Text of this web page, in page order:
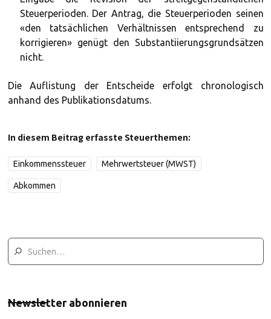
Steuerperioden. Der Antrag, die Steuerperioden seinen
«den tatsächlichen Verhältnissen entsprechend zu
korrigieren» genügt den Substantiierungsgrundsätzen
nicht.
Die Auflistung der Entscheide erfolgt chronologisch
anhand des Publikationsdatums.
In diesem Beitrag erfasste Steuerthemen:
Einkommenssteuer Mehrwertsteuer (MWST)
Abkommen
Newsletter abonnieren